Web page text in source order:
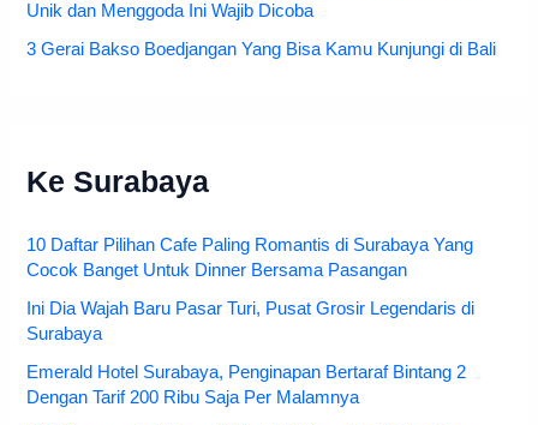
Unik dan Menggoda Ini Wajib Dicoba
3 Gerai Bakso Boedjangan Yang Bisa Kamu Kunjungi di Bali
Ke Surabaya
10 Daftar Pilihan Cafe Paling Romantis di Surabaya Yang
Cocok Banget Untuk Dinner Bersama Pasangan
Ini Dia Wajah Baru Pasar Turi, Pusat Grosir Legendaris di
Surabaya
Emerald Hotel Surabaya, Penginapan Bertaraf Bintang 2
Dengan Tarif 200 Ribu Saja Per Malamnya